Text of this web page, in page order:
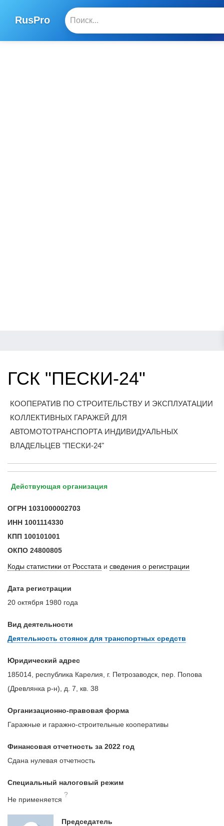
RusPro
ГСК "ПЕСКИ-24"
КООПЕРАТИВ ПО СТРОИТЕЛЬСТВУ И ЭКСПЛУАТАЦИИ
КОЛЛЕКТИВНЫХ ГАРАЖЕЙ ДЛЯ
АВТОМОТОТРАНСПОРТА ИНДИВИДУАЛЬНЫХ
ВЛАДЕЛЬЦЕВ "ПЕСКИ-24"
Действующая организация
ОГРН 1031000002703
ИНН 1001114330
КПП 100101001
ОКПО 24800805
Коды статистики от Росстата и сведения о регистрации
Дата регистрации
20 октября 1980 года
Вид деятельности
Деятельность стоянок для транспортных средств
Юридический адрес
185014, республика Карелия, г. Петрозаводск, пер. Попова
(Древлянка р-н), д. 7, кв. 38
Организационно-правовая форма
Гаражные и гаражно-строительные кооперативы
Финансовая отчетность за 2022 год
Сдана нулевая отчетность
Специальный налоговый режим
Не применяется
?
Председатель